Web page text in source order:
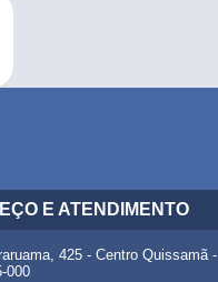
E ATENDIMENTO
425 - Centro Quissamã -
000